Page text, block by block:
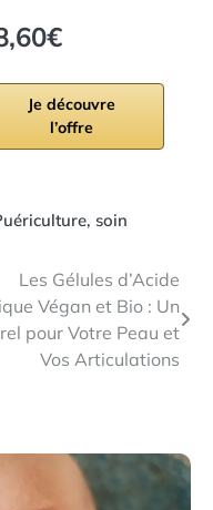
Je découvre
l’offre
, soin
Les Gélules d’Acide
Végan et Bio : Un
pour Votre Peau et
Vos Articulations